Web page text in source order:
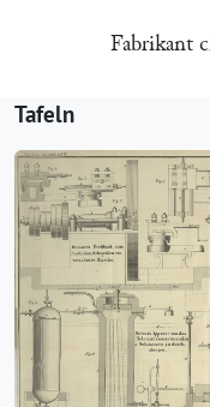
Fabrikant
Tafeln